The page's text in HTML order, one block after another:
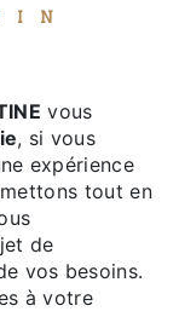
vous
, si vous
expérience
tout en
de
vos besoins.
à votre